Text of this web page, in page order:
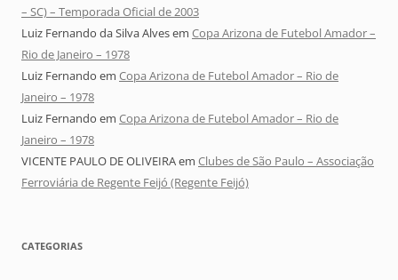
– SC) – Temporada Oficial de 2003
Luiz Fernando da Silva Alvesem Copa Arizona de Futebol Amador –
Rio de Janeiro – 1978
Luiz Fernando em Copa Arizona de Futebol Amador – Rio de
Janeiro – 1978
Luiz Fernando em Copa Arizona de Futebol Amador – Rio de
Janeiro – 1978
VICENTE PAULO DE OLIVEIRAem Clubes de São Paulo – Associação
Ferroviária de Regente Feijó (Regente Feijó)
CATEGORIAS